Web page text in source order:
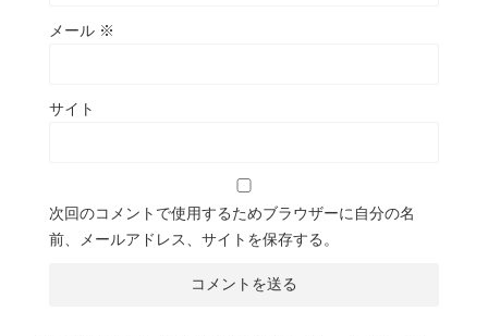
メール ※
サイト
次回のコメントで使用するためブラウザーに自分の名
前、メールアドレス、サイトを保存する。